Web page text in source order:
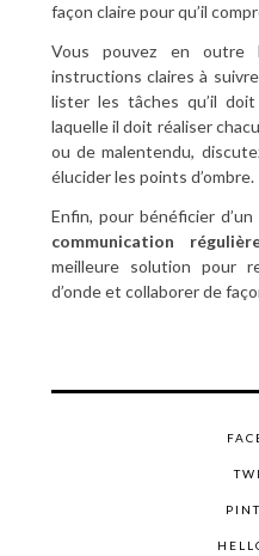
façon claire pour qu’il
Vous pouvez en outre
instructions claires à
lister les tâches qu’il
laquelle il doit réaliser
ou de malentendu,
élucider les points d’ombre.
Enfin, pour bénéficier d’un
communication
meilleure solution pour
d’onde et collaborer de